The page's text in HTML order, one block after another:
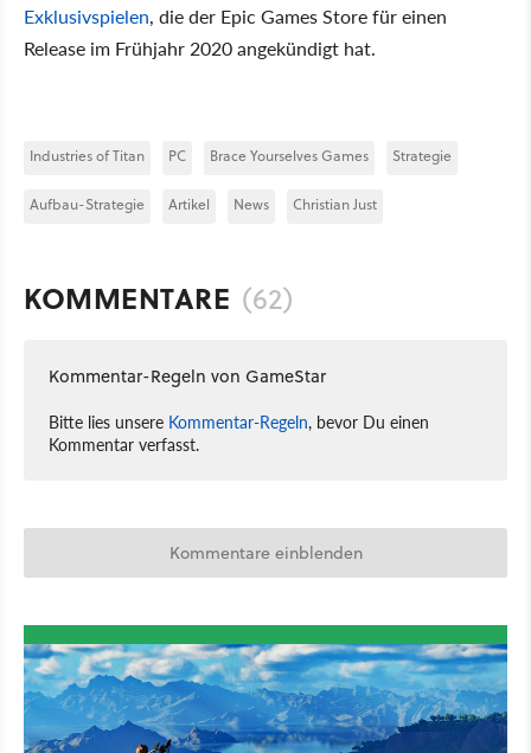
Exklusivspielen, die der Epic Games Store für einen
Release im Frühjahr 2020 angekündigt hat.
Industries of Titan PC Brace Yourselves Games Strategie
Aufbau-Strategie Artikel News Christian Just
KOMMENTARE (62)
Kommentar-Regeln von GameStar
Bitte lies unsere Kommentar-Regeln, bevor Du einen
Kommentar verfasst.
Kommentare einblenden